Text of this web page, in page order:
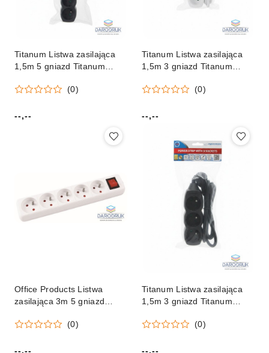
Titanum Listwa zasilająca
1,5m 5 gniazd Titanum
(0)
Cena:
--,--
Titanum Listwa zasilająca
1,5m 3 gniazd Titanum
(0)
Cena:
--,--
Office Products Listwa
zasilająca 3m 5 gniazd
14)
(0)
--,--
Titanum Listwa zasilająca
1,5m 3 gniazd Titanum
(0)
--,--